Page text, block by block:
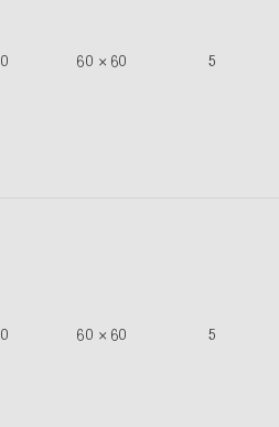
60 × 60 5
60 × 60 5